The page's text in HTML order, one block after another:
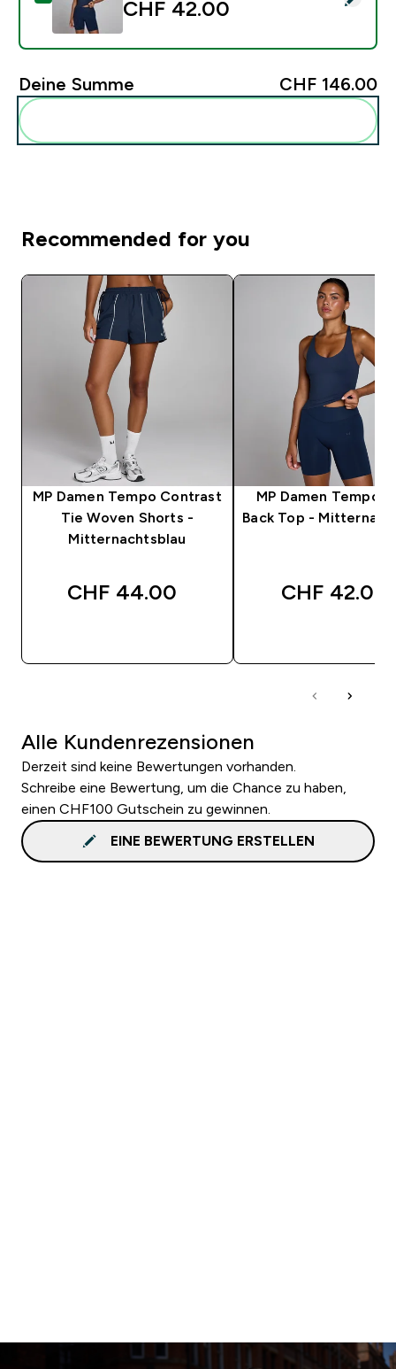
CHF 42.00‎
Deine Summe CHF 146.00‎
Recommended for you
MP Damen Tempo Contrast
Tie Woven Shorts -
Mitternachtsblau
CHF 44.00‎
MP Damen Tempo
Back Top -
CHF 42.00‎
Alle Kundenrezensionen
Derzeit sind keine Bewertungen vorhanden.
Schreibe eine Bewertung, um die Chance zu haben,
einen CHF100 Gutschein zu gewinnen.
EINE BEWERTUNG ERSTELLEN